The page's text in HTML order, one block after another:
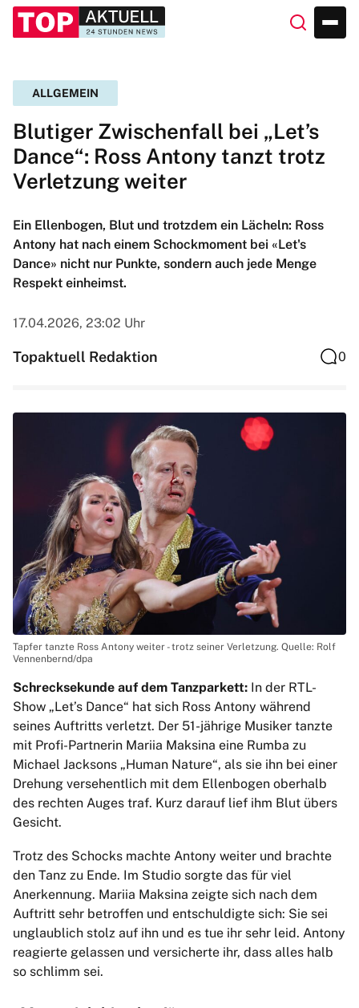
ALLGEMEIN
Blutiger Zwischenfall bei „Let’s
Dance“: Ross Antony tanzt trotz
Verletzung weiter
Ein Ellenbogen, Blut und trotzdem ein Lächeln: Ross
Antony hat nach einem Schockmoment bei «Let's
Dance» nicht nur Punkte, sondern auch jede Menge
Respekt einheimst.
17.04.2026, 23:02 Uhr
Topaktuell Redaktion 0
Tapfer tanzte Ross Antony weiter - trotz seiner Verletzung. Quelle: Rolf
Vennenbernd/dpa
Schrecksekunde auf dem Tanzparkett: In der RTL-
Show „Let’s Dance“ hat sich Ross Antony während
seines Auftritts verletzt. Der 51-jährige Musiker tanzte
mit Profi-Partnerin Mariia Maksina eine Rumba zu
Michael Jacksons „Human Nature“, als sie ihn bei einer
Drehung versehentlich mit dem Ellenbogen oberhalb
des rechten Auges traf. Kurz darauf lief ihm Blut übers
Gesicht.
Trotz des Schocks machte Antony weiter und brachte
den Tanz zu Ende. Im Studio sorgte das für viel
Anerkennung. Mariia Maksina zeigte sich nach dem
Auftritt sehr betroffen und entschuldigte sich: Sie sei
unglaublich stolz auf ihn und es tue ihr sehr leid. Antony
reagierte gelassen und versicherte ihr, dass alles halb
so schlimm sei.